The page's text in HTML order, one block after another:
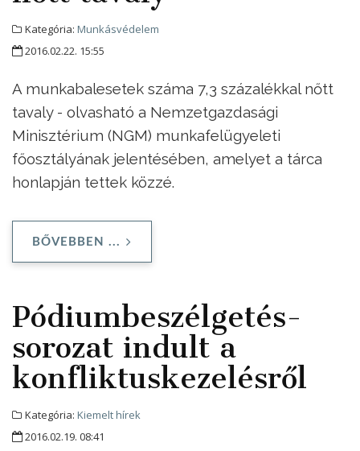
Kategória: Munkásvédelem
2016.02.22. 15:55
A munkabalesetek száma 7,3 százalékkal nőtt
tavaly - olvasható a Nemzetgazdasági
Minisztérium (NGM) munkafelügyeleti
főosztályának jelentésében, amelyet a tárca
honlapján tettek közzé.
BŐVEBBEN ...
Pódiumbeszélgetés-
sorozat indult a
konfliktuskezelésről
Kategória: Kiemelt hírek
2016.02.19. 08:41